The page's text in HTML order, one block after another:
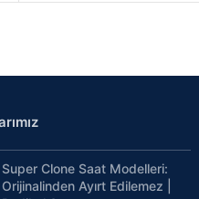
Super Clone Saat Modelleri:
Orijinalinden Ayırt Edilemez |